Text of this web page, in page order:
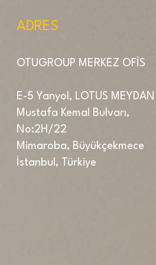
ADRES
OTUGROUP MERKEZ OFİS
E-5 Yanyol, LOTUS MEYDAN
Mustafa Kemal Bulvarı,
No:2H/22
Mimaroba, Büyükçekmece
İstanbul, Türkiye